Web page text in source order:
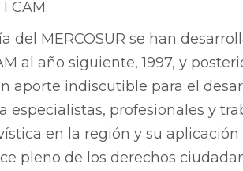
CAM.
del MERCOSUR se han
al año siguiente, 1997, y
aporte indiscutible para el
especialistas, profesionales y
en la región y su
pleno de los derechos